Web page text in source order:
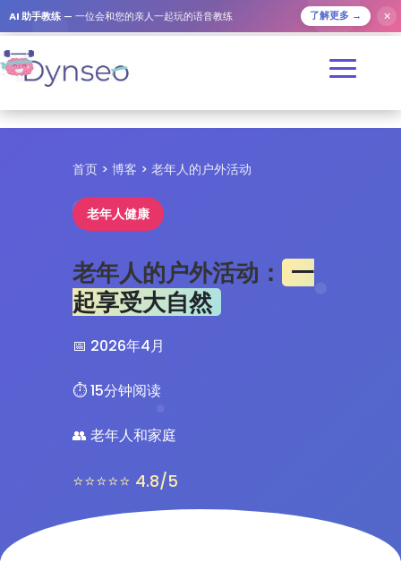
AI 助手教练 — 一位会和您的亲人一起玩的语音教练 了解更多 → ✕
首页> 博客 > 老年人的户外活动
老年人健康
老年人的户外活动：
一
起享受大自然
📅 2026年4月
⏱️ 15分钟阅读
👥 老年人和家庭
⭐⭐⭐⭐⭐ 4.8/5